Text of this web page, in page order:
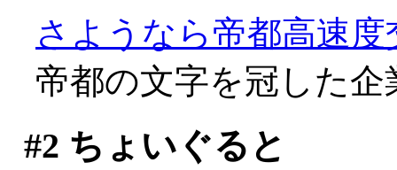
さようなら帝都高速度
帝都の文字を冠した
#2 ちょいぐると